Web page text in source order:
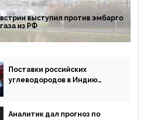
выступил против эмбарго
из РФ
Поставки российских
углеводородов в Индию
Аналитик дал прогноз по